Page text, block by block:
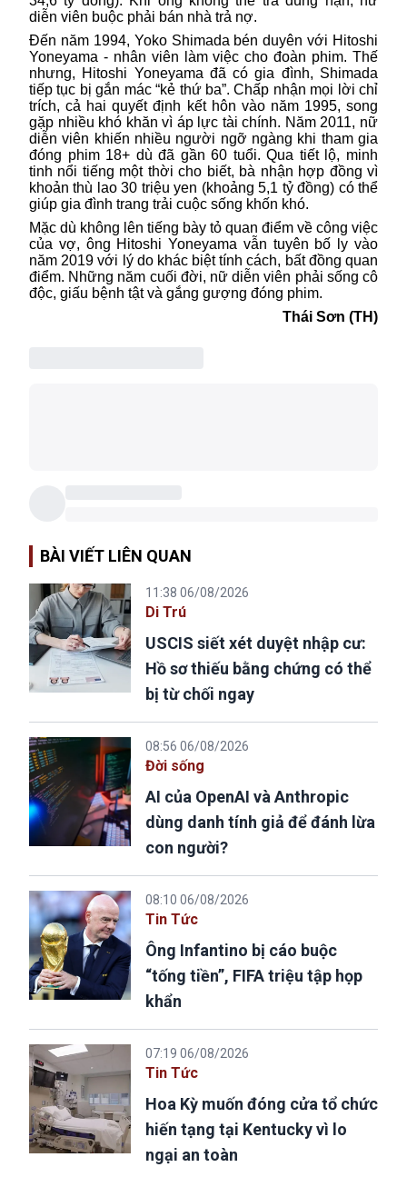
diễn viên buộc phải bán nhà trả nợ.
Đến năm 1994, Yoko Shimada bén duyên với Hitoshi
Yoneyama - nhân viên làm việc cho đoàn phim. Thế
nhưng, Hitoshi Yoneyama đã có gia đình, Shimada
tiếp tục bị gắn mác “kẻ thứ ba”. Chấp nhận mọi lời chỉ
trích, cả hai quyết định kết hôn vào năm 1995, song
gặp nhiều khó khăn vì áp lực tài chính. Năm 2011, nữ
diễn viên khiến nhiều người ngỡ ngàng khi tham gia
đóng phim 18+ dù đã gần 60 tuổi. Qua tiết lộ, minh
tinh nổi tiếng một thời cho biết, bà nhận hợp đồng vì
khoản thù lao 30 triệu yen (khoảng 5,1 tỷ đồng) có thể
giúp gia đình trang trải cuộc sống khốn khó.
Mặc dù không lên tiếng bày tỏ quan điểm về công việc
của vợ, ông Hitoshi Yoneyama vẫn tuyên bố ly vào
năm 2019 với lý do khác biệt tính cách, bất đồng quan
điểm. Những năm cuối đời, nữ diễn viên phải sống cô
độc, giấu bệnh tật và gắng gượng đóng phim.
Thái Sơn (TH)
BÀI VIẾT LIÊN QUAN
11:38 06/08/2026
Di Trú
USCIS siết xét duyệt nhập cư:
Hồ sơ thiếu bằng chứng có thể
bị từ chối ngay
08:56 06/08/2026
Đời sống
AI của OpenAI và Anthropic
dùng danh tính giả để đánh lừa
con người?
08:10 06/08/2026
Tin Tức
Ông Infantino bị cáo buộc
“tống tiền”, FIFA triệu tập họp
khẩn
07:19 06/08/2026
Tin Tức
Hoa Kỳ muốn đóng cửa tổ chức
hiến tạng tại Kentucky vì lo
ngại an toàn